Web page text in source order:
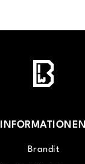
INFORMATIONEN
Brandit